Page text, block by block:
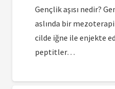
Gençlik aşısı nedir?
aslında bir mezoterapi
cilde iğne ile enjekte
peptitler…